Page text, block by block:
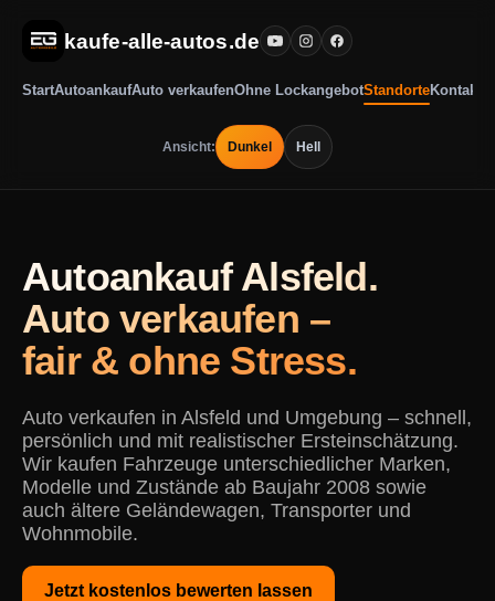
kaufe-alle-autos.de
StartAutoankaufAuto verkaufenOhne LockangebotStandorteKontakt
Ansicht: Dunkel Hell
Autoankauf Alsfeld.
Auto verkaufen –
fair & ohne Stress.
Auto verkaufen in Alsfeld und Umgebung – schnell,
persönlich und mit realistischer Ersteinschätzung.
Wir kaufen Fahrzeuge unterschiedlicher Marken,
Modelle und Zustände ab Baujahr 2008 sowie
auch ältere Geländewagen, Transporter und
Wohnmobile.
Jetzt kostenlos bewerten lassen